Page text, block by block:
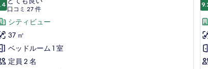
10 点中 8.4
口コミ 27 件
(口
コ
ミ
27
件)
シティビュー
37 ㎡
ベッドルーム 1 室
定員 2 名